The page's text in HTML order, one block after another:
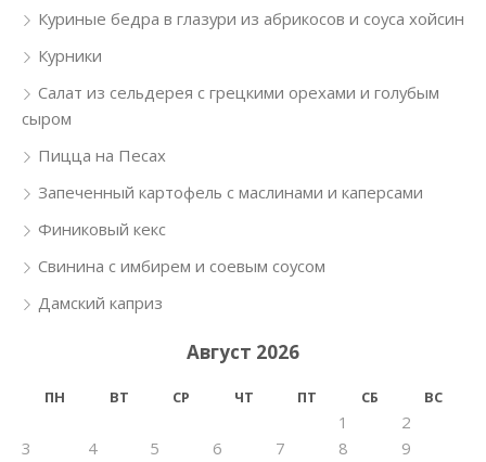
Куриные бедра в глазури из абрикосов и соуса хойсин
Курники
Салат из сельдерея с грецкими орехами и голубым
сыром
Пицца на Песах
Запеченный картофель с маслинами и каперсами
Финиковый кекс
Свинина с имбирем и соевым соусом
Дамский каприз
Август 2026
ПН ВТ СР ЧТ ПТ СБ ВС
1
2
3
4 5 6 7 8 9